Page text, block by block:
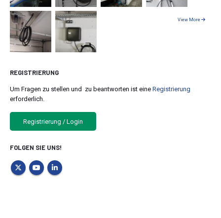
View More
REGISTRIERUNG
Um Fragen zu stellen und zu beantworten ist eine Registrierung
erforderlich.
Registrierung / Login
FOLGEN SIE UNS!